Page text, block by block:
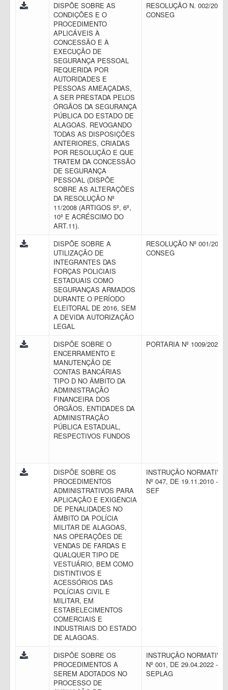
DISPÕE SOBRE AS
CONDIÇÕES E O
PROCEDIMENTO
APLICÁVEIS À
CONCESSÃO E À
EXECUÇÃO DE
SEGURANÇA PESSOAL
REQUERIDA POR
AUTORIDADES E
PESSOAS AMEAÇADAS,
A SER PRESTADA PELOS
ÓRGÃOS DA SEGURANÇA
PÚBLICA DO ESTADO DE
ALAGOAS. REVOGANDO
TODAS AS DISPOSIÇÕES
ANTERIORES, CRIADAS
POR RESOLUÇÃO E QUE
TRATEM DA CONCESSÃO
DE SEGURANÇA
PESSOAL (DISPÕE
SOBRE AS ALTERAÇÕES
DA RESOLUÇÃO Nº
11/2008 (ARTIGOS 5º, 6º,
10º E ACRÉSCIMO DO
ART.11).
RESOLUÇÃO N. 002/2016
CONSEG
DISPÕE SOBRE A
UTILIZAÇÃO DE
INTEGRANTES DAS
FORÇAS POLICIAIS
ESTADUAIS COMO
SEGURANÇAS ARMADOS
DURANTE O PERÍODO
ELEITORAL DE 2016, SEM
A DEVIDA AUTORIZAÇÃO
LEGAL
RESOLUÇÃO Nº 001/2016
CONSEG
DISPÕE SOBRE O
ENCERRAMENTO E
MANUTENÇÃO DE
CONTAS BANCÁRIAS
TIPO D NO ÂMBITO DA
ADMINISTRAÇÃO
FINANCEIRA DOS
ÓRGÃOS, ENTIDADES DA
ADMINISTRAÇÃO
PÚBLICA ESTADUAL,
RESPECTIVOS FUNDOS
PORTARIA Nº 1009/2021
DISPÕE SOBRE OS
PROCEDIMENTOS
ADMINISTRATIVOS PARA
APLICAÇÃO E EXIGÊNCIA
DE PENALIDADES NO
ÂMBITO DA POLÍCIA
MILITAR DE ALAGOAS,
NAS OPERAÇÕES DE
VENDAS DE FARDAS E
QUALQUER TIPO DE
VESTUÁRIO, BEM COMO
DISTINTIVOS E
ACESSÓRIOS DAS
POLÍCIAS CIVIL E
MILITAR, EM
ESTABELECIMENTOS
COMERCIAIS E
INDUSTRIAIS DO ESTADO
DE ALAGOAS.
INSTRUÇÃO NORMATIVA
Nº 047, DE 19.11.2010 -
SEF
DISPÕE SOBRE OS
PROCEDIMENTOS A
SEREM ADOTADOS NO
PROCESSO DE
INSTRUÇÃO NORMATIVA
Nº 001, DE 29.04.2022 -
SEPLAG